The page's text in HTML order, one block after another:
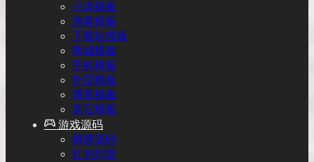
小说模板
淘客模板
下载站模板
商城模板
手机模板
外贸模板
博客模板
其它模板
游戏源码
棋牌源码
红包扫雷